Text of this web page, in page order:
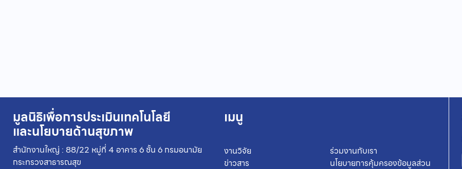
มูลนิธิเพื่อการประเมินเทคโนโลยี
และนโยบายด้านสุขภาพ
สำนักงานใหญ่ : 88/22 หมู่ที่ 4 อาคาร 6 ชั้น 6 กรมอนามัย
กระทรวงสาธารณสุข
เมนู
งานวิจัย
ข่าวสาร
ร่วมงานกับเรา
นโยบายการคุ้มครองข้อมูลส่วน